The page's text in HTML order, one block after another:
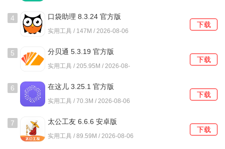
4 口袋助理 8.3.24 官方版
实用工具 / 147M / 2026-08-06
下载
5 分贝通 5.3.19 官方版
实用工具 / 205.95M / 2026-08-
下载
6 在这儿 3.25.1 官方版
实用工具 / 70.3M / 2026-08-06
下载
7 太公工友 6.6.6 安卓版
实用工具 / 89.59M / 2026-08-06
下载